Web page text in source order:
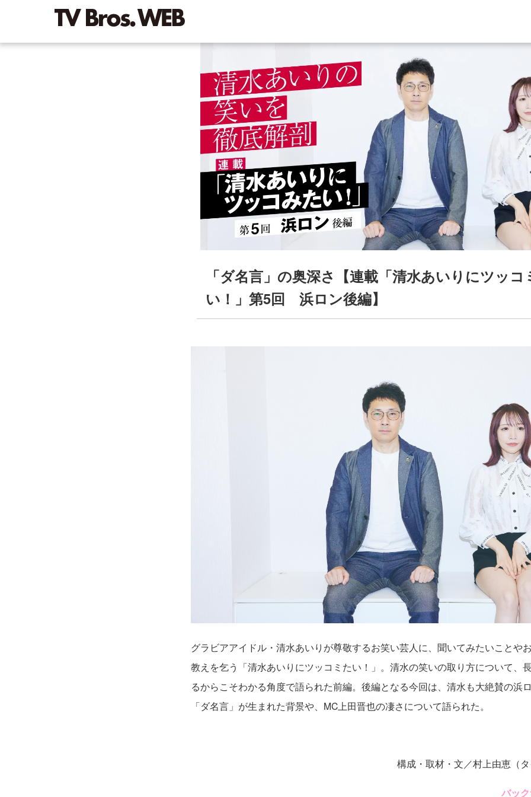
「ダ名言」の奥深さ【連載「清水あいりにツッコ
い！」第5回 浜ロン後編】
グラビアアイドル・清水あいりが尊敬するお笑い芸人に、聞いてみたいことや
教えを乞う「清水あいりにツッコミたい！」。清水の笑いの取り方について、
るからこそわかる角度で語られた前編。後編となる今回は、清水も大絶賛の浜
「ダ名言」が生まれた背景や、MC上田晋也の凄さについて語られた。
構成・取材・文／村上由恵（
バッ